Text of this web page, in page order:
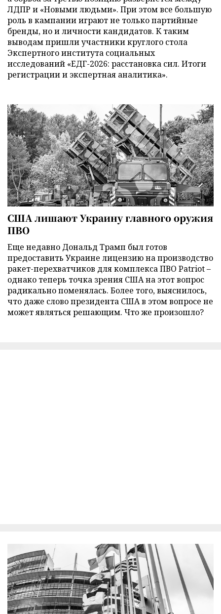
ЛДПР и «Новыми людьми». При этом все большую
роль в кампании играют не только партийные
бренды, но и личности кандидатов. К таким
выводам пришли участники круглого стола
Экспертного института социальных
исследований «ЕДГ-2026: расстановка сил. Итоги
регистрации и экспертная аналитика».
США лишают Украину главного оружия
ПВО
Еще недавно Дональд Трамп был готов
предоставить Украине лицензию на производство
ракет-перехватчиков для комплекса ПВО Patriot –
однако теперь точка зрения США на этот вопрос
радикально поменялась. Более того, выяснилось,
что даже слово президента США в этом вопросе не
может являться решающим. Что же произошло?